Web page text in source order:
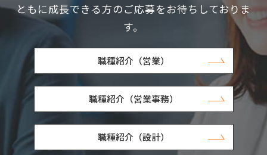
ともに成長できる方のご応募をお待ちしておりま
す。
職種紹介（営業）
職種紹介（営業事務）
職種紹介（設計）